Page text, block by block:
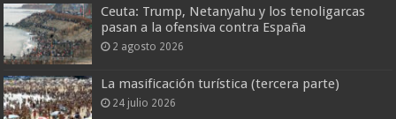
Ceuta: Trump, Netanyahu y los tenoligarcas
pasan a la ofensiva contra España
2 agosto 2026
La masificación turística (tercera parte)
24 julio 2026